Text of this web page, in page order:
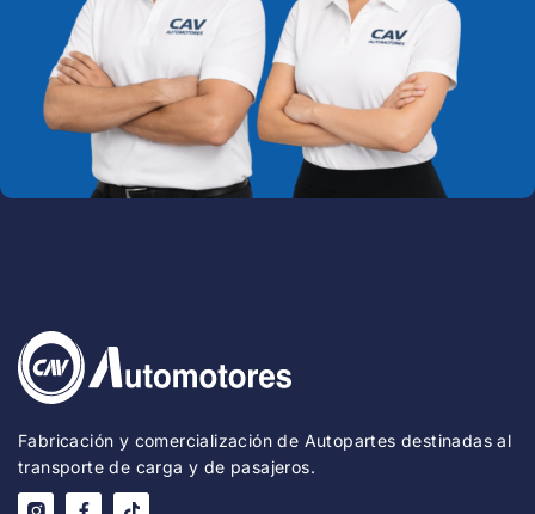
Fabricación y comercialización de Autopartes destinadas al
transporte de carga y de pasajeros.